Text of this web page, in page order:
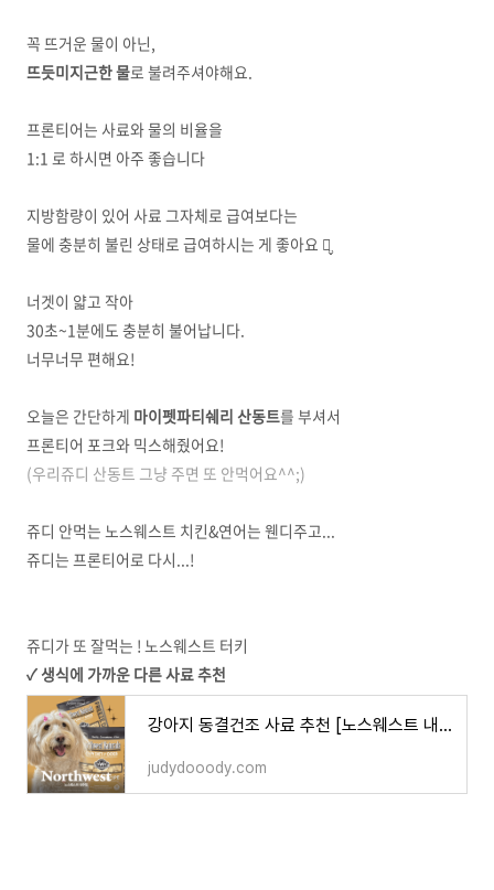
꼭 뜨거운 물이 아닌,
뜨듯미지근한 물로 불려주셔야해요.
프론티어는 사료와 물의 비율을
1:1 로 하시면 아주 좋습니다
지방함량이 있어 사료 그자체로 급여보다는
물에 충분히 불린 상태로 급여하시는 게 좋아요 ⺣̤̬
너겟이 얇고 작아
30초~1분에도 충분히 불어납니다.
너무너무 편해요!
오늘은 간단하게 마이펫파티쉐리 산동트를 부셔서
프론티어 포크와 믹스해줬어요!
(우리쥬디 산동트 그냥 주면 또 안먹어요^^;)
쥬디 안먹는 노스웨스트 치킨&연어는 웬디주고...
쥬디는 프론티어로 다시...!
쥬디가 또 잘먹는 ! 노스웨스트 터키
✓ 생식에 가까운 다른 사료 추천
강아지 동결건조 사료 추천 [노스웨스트 내추럴 터키 칠면조]
judydooody.com